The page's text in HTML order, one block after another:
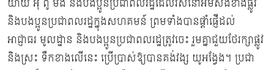
និងបងប្អូនប្រជាពលរដ្ឋក្នុងសហគមន៍ ព្រមទាំងបានផ្តាំផ្ញើដល់
អាជ្ញាធរ មូលដ្ឋាន និងបងប្អូនប្រជាពលរដ្ឋត្រូវចេះ រួមគ្នាជួយថែរក្សាផ្លូវ
និងស្រះ ទឹកខាងលើនេះ ប្រើប្រាស់ឱ្យបានគង់វង្ស យូអង្វែង។ ប្រជា